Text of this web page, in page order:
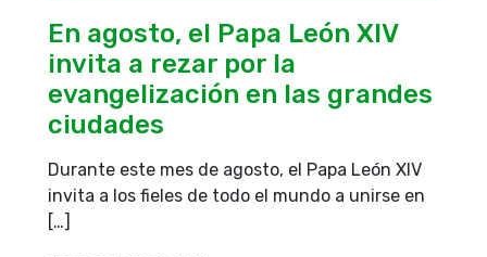
En agosto, el Papa León XIV
invita a rezar por la
evangelización en las grandes
ciudades
Durante este mes de agosto, el Papa León XIV
invita a los fieles de todo el mundo a unirse en
[…]